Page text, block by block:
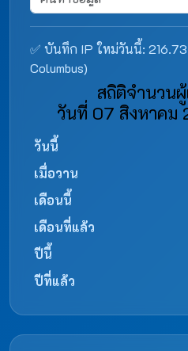
✅ บันทึก IP ใหม่วันนี้:
Columbus)
สถิติจำนวนผู้
วันที่ 07 สิงหาคม
วันนี้
เมื่อวาน
เดือนนี้
เดือนที่แล้ว
ปีนี้
ปีที่แล้ว